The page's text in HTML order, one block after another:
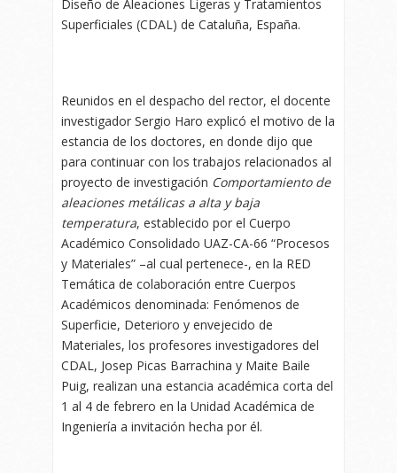
Diseño de Aleaciones Ligeras y Tratamientos
Superficiales (CDAL) de Cataluña, España.
Reunidos en el despacho del rector, el docente
investigador Sergio Haro explicó el motivo de la
estancia de los doctores, en donde dijo que
para continuar con los trabajos relacionados al
proyecto de investigación Comportamiento de
aleaciones metálicas a alta y baja
temperatura, establecido por el Cuerpo
Académico Consolidado UAZ-CA-66 “Procesos
y Materiales” –al cual pertenece-, en la RED
Temática de colaboración entre Cuerpos
Académicos denominada: Fenómenos de
Superficie, Deterioro y envejecido de
Materiales, los profesores investigadores del
CDAL, Josep Picas Barrachina y Maite Baile
Puig, realizan una estancia académica corta del
1 al 4 de febrero en la Unidad Académica de
Ingeniería a invitación hecha por él.